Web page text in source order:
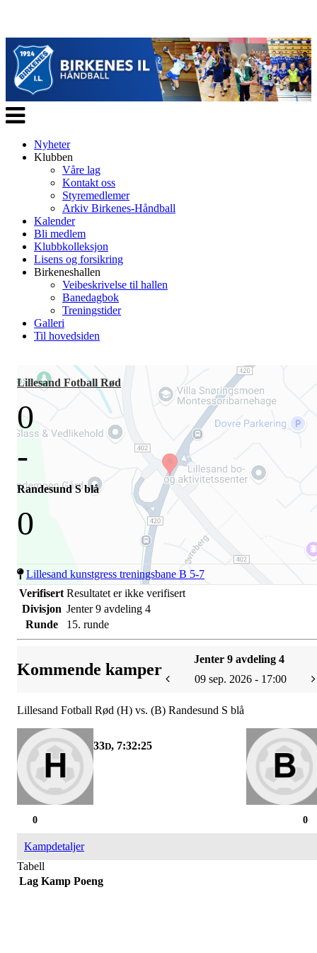
Veksle
navigasjon
Nyheter
Klubben
Våre lag
Kontakt oss
Styremedlemer
Arkiv Birkenes-Håndball
Kalender
Bli medlem
Klubbkolleksjon
Lisens og forsikring
Birkeneshallen
Veibeskrivelse til hallen
Banedagbok
Treningstider
Galleri
Til hovedsiden
Lillesand Fotball Rød
0
-
Randesund S blå
0
Lillesand kunstgress treningsbane B 5-7
Verifisert Resultatet er ikke verifisert
Divisjon Jenter 9 avdeling 4
Runde
15. runde
Kommende kamper
Jenter 9 avdeling 4
09 sep. 2026 - 17:00
Lillesand Fotball Rød (H) vs. (B) Randesund S blå
33D, 7:32:25
0
0
Kampdetaljer
Tabell
Lag Kamp Poeng